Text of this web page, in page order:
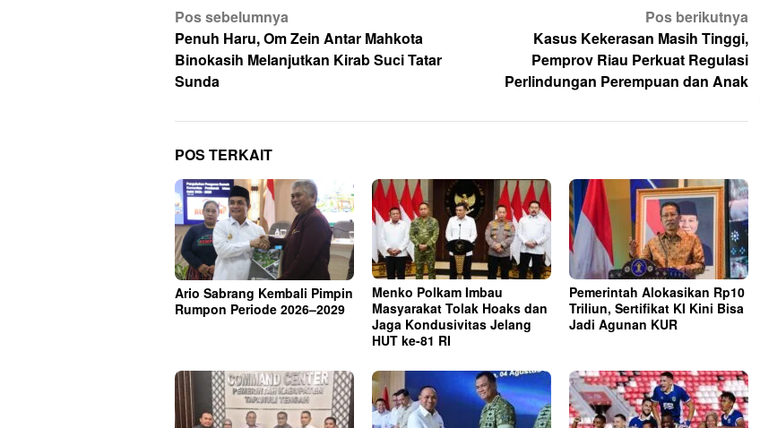
Navigasi
pos
Pos sebelumnya
Penuh Haru, Om Zein Antar Mahkota
Binokasih Melanjutkan Kirab Suci Tatar
Sunda
Pos berikutnya
Kasus Kekerasan Masih Tinggi,
Pemprov Riau Perkuat Regulasi
Perlindungan Perempuan dan Anak
POS TERKAIT
Ario Sabrang Kembali Pimpin
Rumpon Periode 2026–2029
Menko Polkam Imbau
Masyarakat Tolak Hoaks dan
Jaga Kondusivitas Jelang
HUT ke-81 RI
Pemerintah Alokasikan Rp10
Triliun, Sertifikat KI Kini Bisa
Jadi Agunan KUR